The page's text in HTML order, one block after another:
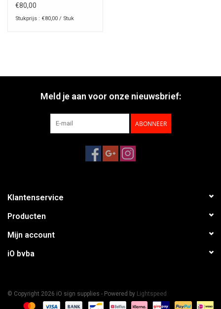
€80,00
Stukprijs : €80,00 / Stuk
Meld je aan voor onze nieuwsbrief:
ABONNEER
Klantenservice
Producten
Mijn account
iO bvba
© Copyright 2026 iO sign supplies - Powered by Lightspeed